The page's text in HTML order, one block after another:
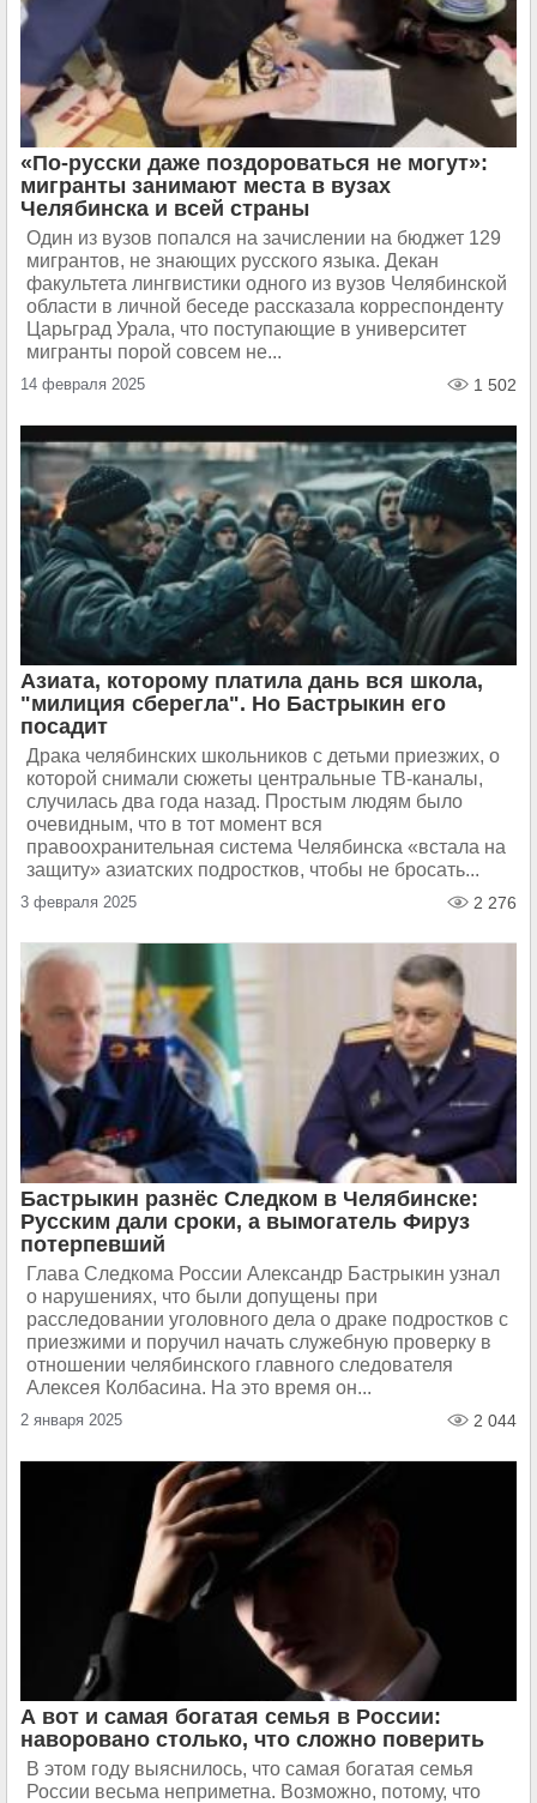
«По-русски даже поздороваться не могут»:
мигранты занимают места в вузах
Челябинска и всей страны
Один из вузов попался на зачислении на бюджет 129
мигрантов, не знающих русского языка. Декан
факультета лингвистики одного из вузов Челябинской
области в личной беседе рассказала корреспонденту
Царьград Урала, что поступающие в университет
мигранты порой совсем не...
14 февраля 2025 1 502
Азиата, которому платила дань вся школа,
"милиция сберегла". Но Бастрыкин его
посадит
Драка челябинских школьников с детьми приезжих, о
которой снимали сюжеты центральные ТВ-каналы,
случилась два года назад. Простым людям было
очевидным, что в тот момент вся
правоохранительная система Челябинска «встала на
защиту» азиатских подростков, чтобы не бросать...
3 февраля 2025 2 276
Бастрыкин разнёс Следком в Челябинске:
Русским дали сроки, а вымогатель Фируз
потерпевший
Глава Следкома России Александр Бастрыкин узнал
о нарушениях, что были допущены при
расследовании уголовного дела о драке подростков с
приезжими и поручил начать служебную проверку в
отношении челябинского главного следователя
Алексея Колбасина. На это время он...
2 января 2025 2 044
А вот и самая богатая семья в России:
наворовано столько, что сложно поверить
В этом году выяснилось, что самая богатая семья
России весьма неприметна. Возможно, потому, что